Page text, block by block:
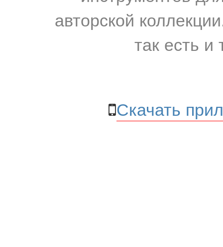
авторской
так есть и
Скачать